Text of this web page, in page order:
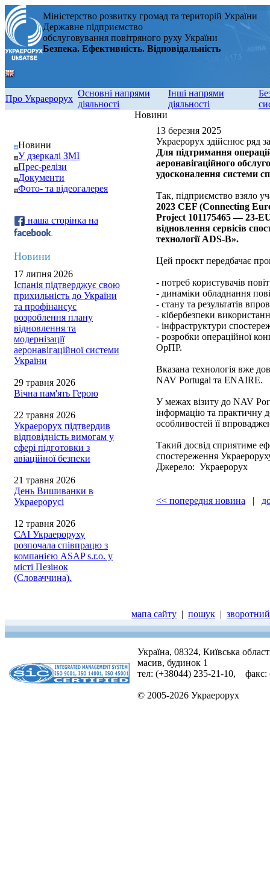
Міністерство розвитку громад та територій України
Державне підприємство
обслуговування повітряного руху України
Безпека. Ефективність. Відповідальність
Про Украерорух
Основні напрями
діяльності
Інші напрями
діяльності
Новини
У дзеркалі ЗМІ
Прес-релізи
Документи
Фото- та відеогалерея
наша сторінка на
Новини
17 липня 2026
Іспанія підтверджує свою
прихильність до України
та профінансує
розроблення плану
відновлення та
модернізації
аеронавігаційної системи
України
29 травня 2026
Вічна пам'ять Герою
22 травня 2026
Украерорух підтвердив
відповідність вимогам у
сфері підготовки з
авіаційної безпеки
21 травня 2026
День Вишиванки в
Украерорусі
12 травня 2026
САІ Украероруху
розпочала співпрацю з
компанією ASAP s.r.o. у
місті Пезінок
(Словаччина).
Новини
13 березня 2025
Украерорух здійснює ряд
Для підтримання
аеронавігаційного
удосконалення системи
Так, підприємство взяло
2023 CEF (Connecting
Project 101175465 — 23-
відновлення сервісів
технології ADS-B».
Цей проєкт передбачає
- потреб користувачів
- динаміки обладнання
- стану та результатів
- кібербезпеки
- інфраструктури
- розробки операційної
ОрПР.
Вказана технологія вже
NAV Portugal та ENAIRE.
У межах візиту до NAV
інформацію та практичну
особливостей її
Такий досвід сприятиме
спостереження
Джерело: Украерорух
<< попередня новина |
мапа сайту | пошук |
Україна, 08324, Київська
масив, будинок 1
тел: (+38044) 235-21-10, факс:
© 2005-2026 Украерорух